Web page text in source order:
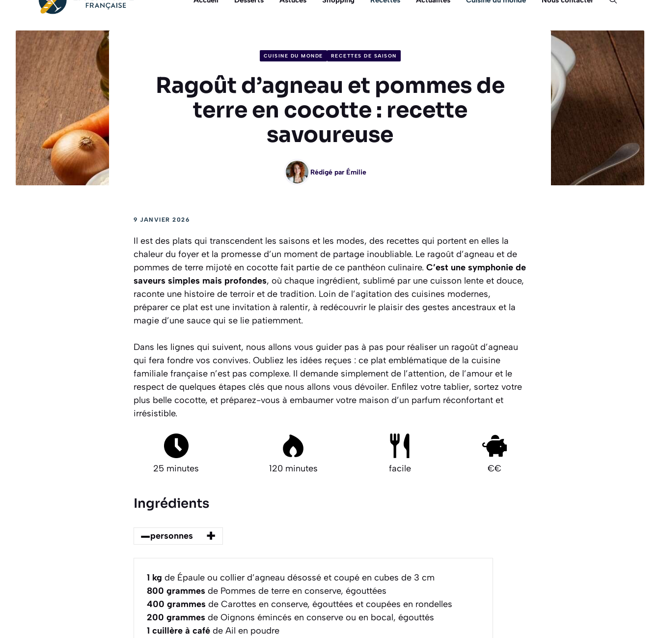
CUISINE DU MONDE RECETTES DE SAISON
Ragoût d’agneau et pommes de
terre en cocotte : recette
savoureuse
Rédigé par Émilie
9 JANVIER 2026
Il est des plats qui transcendent les saisons et les modes, des recettes qui portent en elles la
chaleur du foyer et la promesse d’un moment de partage inoubliable. Le ragoût d’agneau et de
pommes de terre mijoté en cocotte fait partie de ce panthéon culinaire. C’est une symphonie de
saveurs simples mais profondes, où chaque ingrédient, sublimé par une cuisson lente et douce,
raconte une histoire de terroir et de tradition. Loin de l’agitation des cuisines modernes,
préparer ce plat est une invitation à ralentir, à redécouvrir le plaisir des gestes ancestraux et la
magie d’une sauce qui se lie patiemment.
Dans les lignes qui suivent, nous allons vous guider pas à pas pour réaliser un ragoût d’agneau
qui fera fondre vos convives. Oubliez les idées reçues : ce plat emblématique de la cuisine
familiale française n’est pas complexe. Il demande simplement de l’attention, de l’amour et le
respect de quelques étapes clés que nous allons vous dévoiler. Enfilez votre tablier, sortez votre
plus belle cocotte, et préparez-vous à embaumer votre maison d’un parfum réconfortant et
irrésistible.
25 minutes 120 minutes facile €€
Ingrédients
–personnes +
1 kg de Épaule ou collier d’agneau désossé et coupé en cubes de 3 cm
800 grammes de Pommes de terre en conserve, égouttées
400 grammes de Carottes en conserve, égouttées et coupées en rondelles
200 grammes de Oignons émincés en conserve ou en bocal, égouttés
1 cuillère à café de Ail en poudre